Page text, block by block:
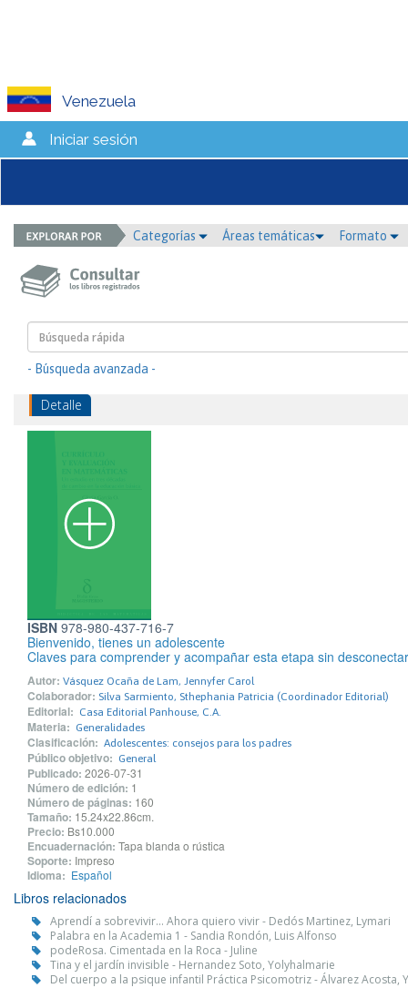
Venezuela
Iniciar sesión
Categorías Áreas temáticas Formato
- Búsqueda avanzada -
Detalle
ISBN 978-980-437-716-7
Bienvenido, tienes un adolescente
Claves para comprender y acompañar esta etapa sin
Autor: Vásquez Ocaña de Lam, Jennyfer Carol
Colaborador: Silva Sarmiento, Sthephania Patricia (Coordinador Editorial)
Editorial: Casa Editorial Panhouse, C.A.
Materia: Generalidades
Clasificación: Adolescentes: consejos para los padres
Público objetivo: General
Publicado: 2026-07-31
Número de edición: 1
Número de páginas: 160
Tamaño: 15.24x22.86cm.
Precio: Bs10.000
Encuadernación: Tapa blanda o rústica
Soporte: Impreso
Idioma: Español
Libros relacionados
Aprendí a sobrevivir... Ahora quiero vivir - Dedós Martinez, Lymari
Palabra en la Academia 1 - Sandia Rondón, Luis Alfonso
podeRosa. Cimentada en la Roca - Juline
Tina y el jardín invisible - Hernandez Soto, Yolyhalmarie
Del cuerpo a la psique infantil Práctica Psicomotriz - Álvarez Acosta,